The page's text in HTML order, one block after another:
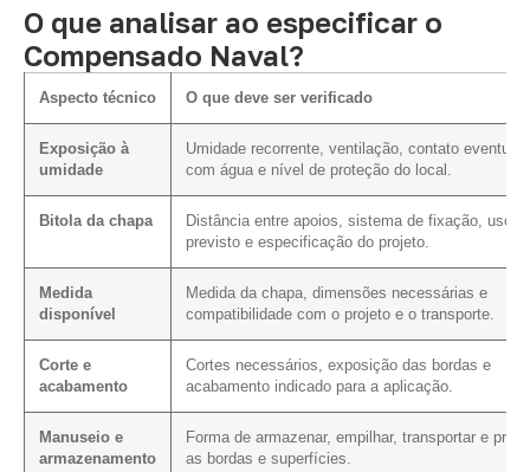
O que analisar ao especificar o
Compensado Naval?
Aspecto técnico O que deve ser verificado
Exposição à
umidade
Umidade recorrente, ventilação, contato eventual
com água e nível de proteção do local.
Bitola da chapa
Distância entre apoios, sistema de fixação, uso
previsto e especificação do projeto.
Medida
disponível
Medida da chapa, dimensões necessárias e
compatibilidade com o projeto e o transporte.
Corte e
acabamento
Cortes necessários, exposição das bordas e
acabamento indicado para a aplicação.
Manuseio e
armazenamento
Forma de armazenar, empilhar, transportar e
as bordas e superfícies.